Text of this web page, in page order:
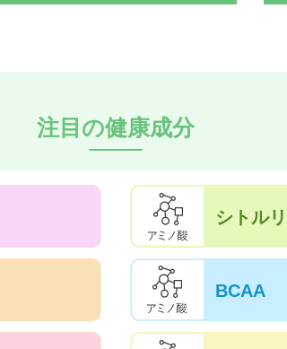
注目の健康成分
シトル
BCAA